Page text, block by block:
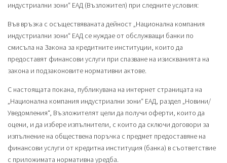
индустриални зони“ ЕАД (Възложител) при следните условия:
Във връзка с осъществяваната дейност „Национална компания
индустриални зони“ ЕАД се нуждае от обслужващи банки по
смисъла на Закона за кредитните институции, които да
предоставят финансови услуги при спазване на изискванията на
закона и подзаконовите нормативни актове.
С настоящата покана, публикувана на интернет страницата на
„Национална компания индустриални зони“ ЕАД, раздел „Новини/
Уведомления“, Възложителят цели да получи оферти, които да
оцени, и да избере изпълнители, с които да сключи договори за
изпълнение на обществена поръчка с предмет предоставяне на
финансови услуги от кредитна институция (банка) в съответствие
с приложимата нормативна уредба.